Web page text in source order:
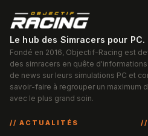
Le hub des Simracers pour PC.
Fondé en 2016, Objectif-Racing est
des simracers en quête
de news sur leurs simulations PC et
savoir-faire à regrouper un maximum
avec le plus grand soin.
// ACTUALITÉS //